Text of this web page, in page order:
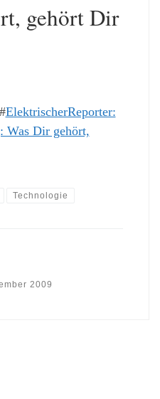
gehört Dir
ElektrischerReporter:
Was Dir gehört,
Technologie
2009